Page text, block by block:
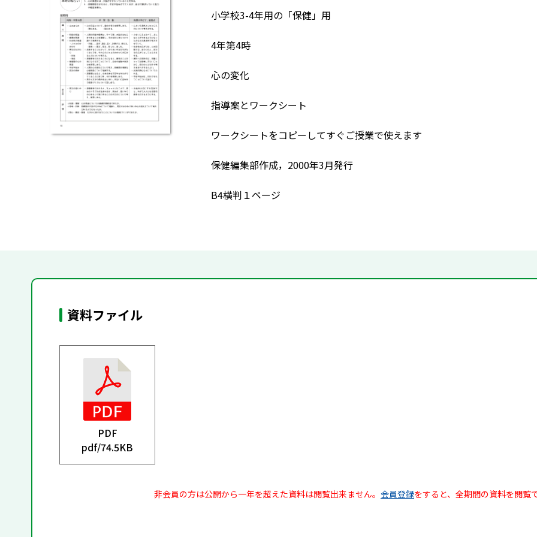
小学校3-4年用の「保健」用
4年第4時
心の変化
指導案とワークシート
ワークシートをコピーしてすぐご授業で使えます
保健編集部作成，2000年3月発行
B4横判１ページ
資料ファイル
PDF
pdf/74.5KB
非会員の方は公開から一年を超えた資料は閲覧出来ません。 会員登録をすると、全期間の資料を閲覧